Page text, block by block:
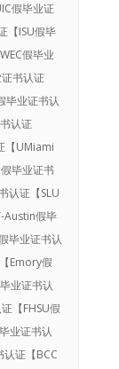
假毕业证
【ISU假毕
假毕业
书认证
毕业证书认
认证
【UMiami
毕业证书
认证【SLU
Austin假毕
毕业证书认
Emory假
业证书认
【FHSU假
业证书认
证【BCC